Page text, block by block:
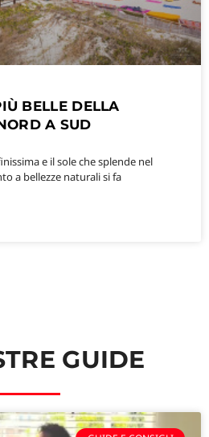
BELLE DELLA
A SUD
e il sole che splende nel
a bellezze naturali si fa
GUIDE